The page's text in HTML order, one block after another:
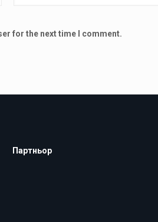
for the next time I comment.
Партньор